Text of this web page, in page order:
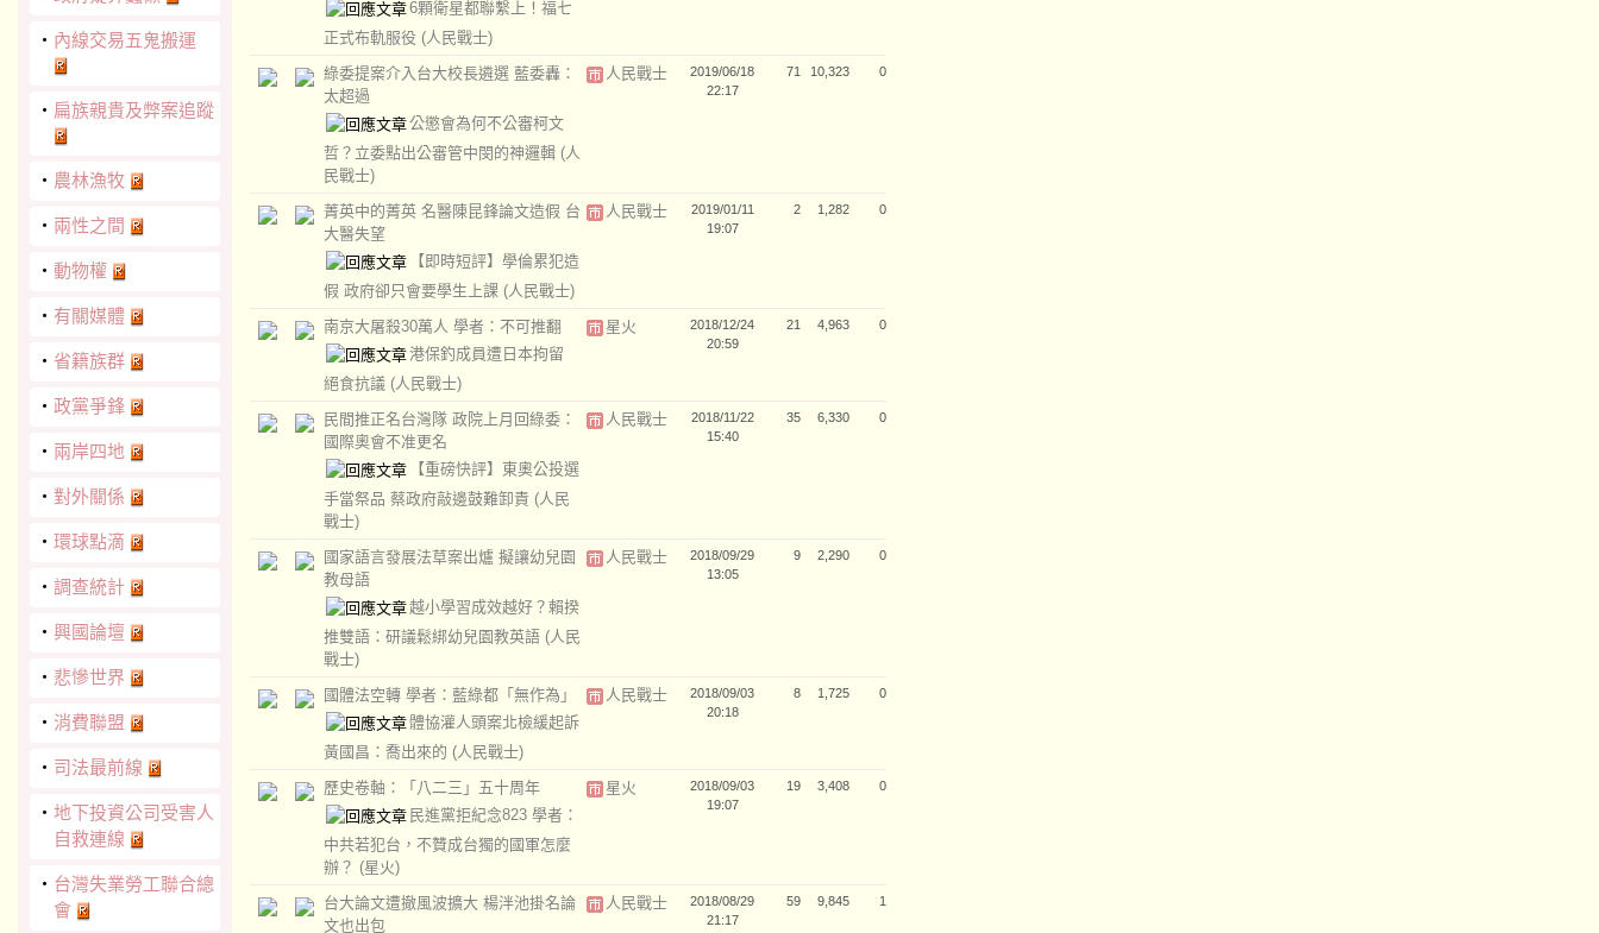
‧ 內線交易五鬼搬運
‧ 扁族親貴及弊案追蹤
‧ 農林漁牧
‧ 兩性之間
‧ 動物權
‧ 有關媒體
‧ 省籍族群
‧ 政黨爭鋒
‧ 兩岸四地
‧ 對外關係
‧ 環球點滴
‧ 調查統計
‧ 興國論壇
‧ 悲慘世界
‧ 消費聯盟
‧ 司法最前線
‧ 地下投資公司受害人
自救連線
‧ 台灣失業勞工聯合總
會
6顆衛星都聯繫上！福七
正式布軌服役 (人民戰士)
綠委提案介入台大校長遴選 藍委轟：
太超過
公懲會為何不公審柯文
哲？立委點出公審管中閔的神邏輯 (人
民戰士)
人民戰士
2019/06/18
22:17
71 10,323 0
菁英中的菁英 名醫陳昆鋒論文造假 台
大醫失望
【即時短評】學倫累犯造
假 政府卻只會要學生上課 (人民戰士)
人民戰士
2019/01/11
19:07
2 1,282 0
南京大屠殺30萬人 學者：不可推翻
港保釣成員遭日本拘留
絕食抗議 (人民戰士)
星火
2018/12/24
20:59
21 4,963 0
民間推正名台灣隊 政院上月回綠委：
國際奧會不准更名
【重磅快評】東奧公投選
手當祭品 蔡政府敲邊鼓難卸責 (人民
戰士)
人民戰士
2018/11/22
15:40
35 6,330 0
國家語言發展法草案出爐 擬讓幼兒園
教母語
越小學習成效越好？賴揆
推雙語：研議鬆綁幼兒園教英語 (人民
戰士)
人民戰士
2018/09/29
13:05
9 2,290 0
國體法空轉 學者：藍綠都「無作為」
體協灌人頭案北檢緩起訴
黃國昌：喬出來的 (人民戰士)
人民戰士
2018/09/03
20:18
8 1,725 0
歷史卷軸：「八二三」五十周年
民進黨拒紀念823 學者：
中共若犯台，不贊成台獨的國軍怎麼
辦？ (星火)
星火
2018/09/03
19:07
19 3,408 0
台大論文遭撤風波擴大 楊泮池掛名論
文也出包
人民戰士
2018/08/29
21:17
59 9,845 1